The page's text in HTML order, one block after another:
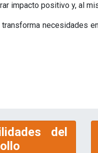
impacto positivo y, al
necesidades
del